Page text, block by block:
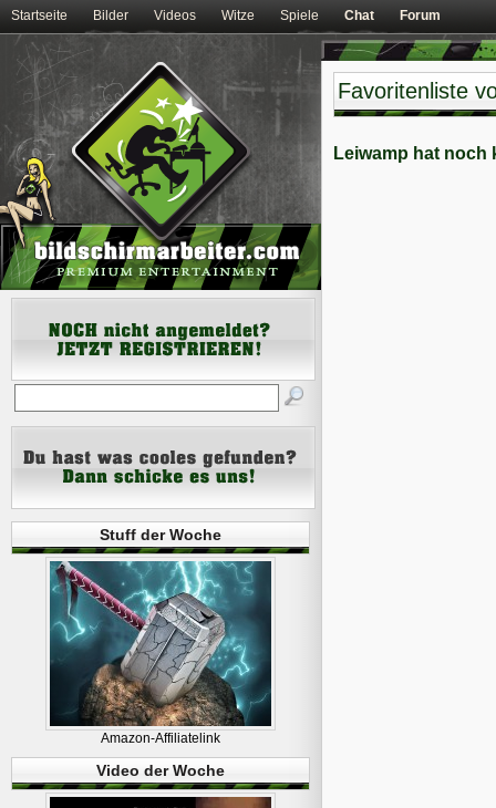
Startseite Bilder Videos Witze Spiele Chat Forum
Favoritenliste
Leiwamp hat noch
Stuff der Woche
Amazon-Affiliatelink
Video der Woche